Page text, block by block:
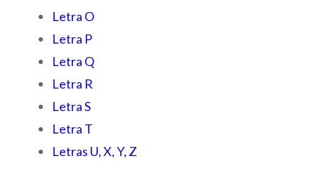
Letra O
Letra P
Letra Q
Letra R
Letra S
Letra T
Letras U, X, Y, Z